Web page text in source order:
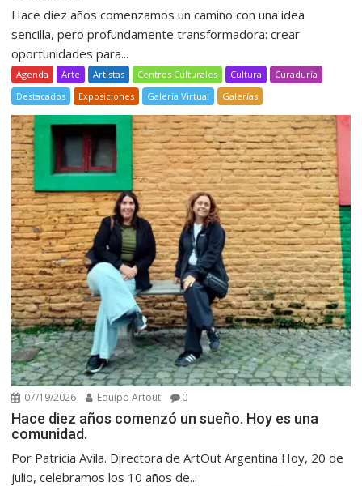
Hace diez años comenzamos un camino con una idea
sencilla, pero profundamente transformadora: crear
oportunidades para...
Agenda Arte Artistas Centros Culturales Cultura
Curaduría
Destacados
Exposiciones Galería Virtual Galerías
07/19/2026 Equipo Artout 0
Hace diez años comenzó un sueño. Hoy es una
comunidad.
Por Patricia Avila. Directora de ArtOut Argentina Hoy, 20 de
julio, celebramos los 10 años de...